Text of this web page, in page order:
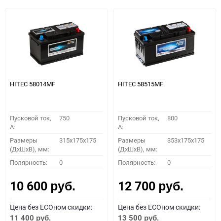
HITEC 58014MF
Пусковой ток,
A:
750
Размеры
(ДхШхВ), мм:
315x175x175
Полярность: 0
10 600 руб.
Цена без ECOном скидки:
11 400 руб.
HITEC 58515MF
Пусковой ток,
A:
800
Размеры
(ДхШхВ), мм:
353x175x175
Полярность: 0
12 700 руб.
Цена без ECOном скидки:
13 500 руб.